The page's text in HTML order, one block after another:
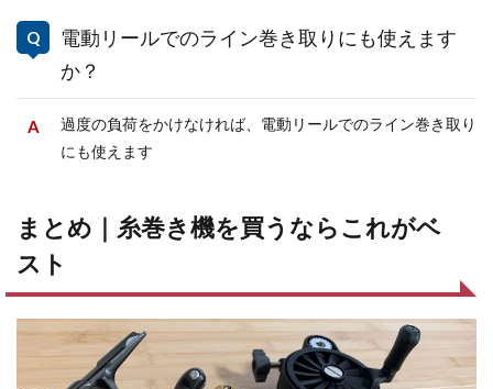
電動リールでのライン巻き取りにも使えます
か？
過度の負荷をかけなければ、電動リールでのライン巻き取り
にも使えます
まとめ｜糸巻き機を買うならこれがベ
スト